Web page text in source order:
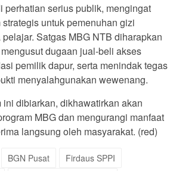
perhatian serius publik, mengingat
untuk pemenuhan gizi
Satgas MBG NTB diharapkan
dugaan jual-beli akses
pemilik dapur, serta menindak tegas
menyalahgunakan wewenang.
dibiarkan, dikhawatirkan akan
MBG dan mengurangi manfaat
langsung oleh masyarakat. (red)
BGN Pusat
Firdaus SPPI